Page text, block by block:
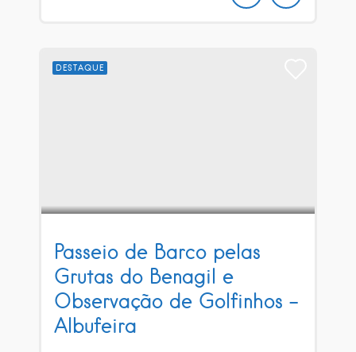
DESTAQUE
Passeio de Barco pelas
Grutas do Benagil e
Observação de Golfinhos –
Albufeira